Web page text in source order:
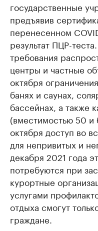
государственные
предъявив
перенесенном
результат ПЦР-
требования
центры и частные
октября
банях и саунах,
бассейнах, а также
(вместимостью 50 и
октября доступ во
для непривитых и
декабря 2021 года
потребуются при
курортные
услугами
отдыха смогут
граждане.